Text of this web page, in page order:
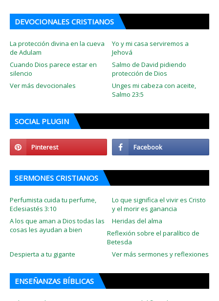
DEVOCIONALES CRISTIANOS
La protección divina en la cueva
de Adulam
Yo y mi casa serviremos a
Jehová
Cuando Dios parece estar en
silencio
Salmo de David pidiendo
protección de Dios
Ver más devocionales
Unges mi cabeza con aceite,
Salmo 23:5
SOCIAL PLUGIN
SERMONES CRISTIANOS
Perfumista cuida tu perfume,
Eclesiastés 3:10
Lo que significa el vivir es Cristo
y el morir es ganancia
A los que aman a Dios todas las
cosas les ayudan a bien
Heridas del alma
Reflexión sobre el paralítico de
Betesda
Ver más sermones y reflexiones
Despierta a tu gigante
ENSEÑANZAS BÍBLICAS